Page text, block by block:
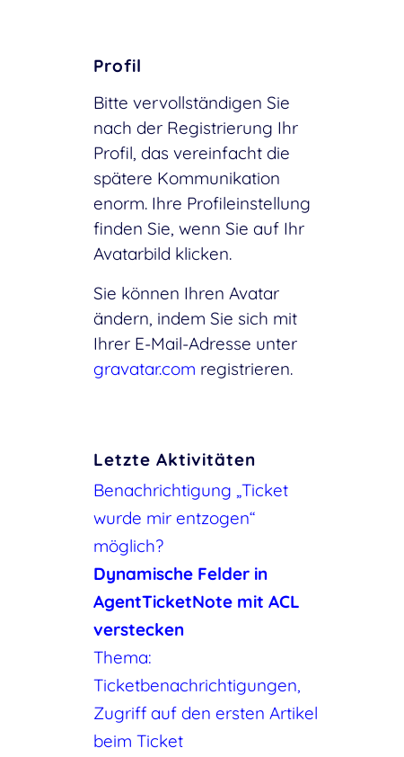
Profil
Bitte vervollständigen Sie
nach der Registrierung Ihr
Profil, das vereinfacht die
spätere Kommunikation
enorm. Ihre Profileinstellung
finden Sie, wenn Sie auf Ihr
Avatarbild klicken.
Sie können Ihren Avatar
ändern, indem Sie sich mit
Ihrer E-Mail-Adresse unter
gravatar.com registrieren.
Letzte Aktivitäten
Benachrichtigung „Ticket
wurde mir entzogen“
möglich?
Dynamische Felder in
AgentTicketNote mit ACL
verstecken
Thema:
Ticketbenachrichtigungen,
Zugriff auf den ersten Artikel
beim Ticket